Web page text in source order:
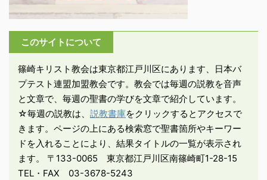
はない。見よ、虐げる者
の手にある力を。彼らを
慰める者はない」。 ・イ
スラエルの伝統神学は、
「神は弱者が虐げられた
ままには放置されない」
と説く。 -箴言2 ...
このサイトについて
篠崎キリスト教会は東京都江戸川区にあります、日本バ
プテスト連盟加盟教会です。教会では毎週の説教を音声
と文章で、毎週の聖書の学びを文章で紹介しています。
☆毎週の説教は、 説教書庫をクリックするとアクセスで
きます。ページの上にある検索窓で聖書箇所やキーワー
ドを入れることにより、結果タイトルの一覧が表示され
ます。 〒133-0065 東京都江戸川区南篠崎町1-28-15
TEL・FAX 03-3678-5243